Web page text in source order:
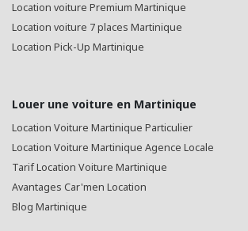
Location voiture Premium Martinique
Location voiture 7 places Martinique
Location Pick-Up Martinique
Louer une voiture en Martinique
Location Voiture Martinique Particulier
Location Voiture Martinique Agence Locale
Tarif Location Voiture Martinique
Avantages Car'men Location
Blog Martinique